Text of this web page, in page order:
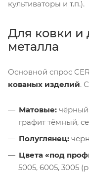
культиваторы и т.п.).
Для ковки и
металла
Основной спрос
кованых изделий.
Матовые:
графит тёмный,
Полуглянец:
Цвета «под
5005, 6005, 3005